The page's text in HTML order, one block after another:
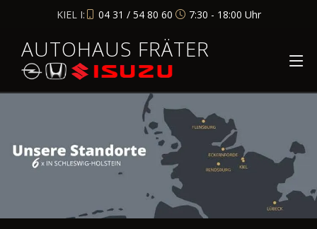
KIEL I: 04 31 / 54 80 60 7:30 - 18:00 Uhr
AUTOHAUS FRÄTER